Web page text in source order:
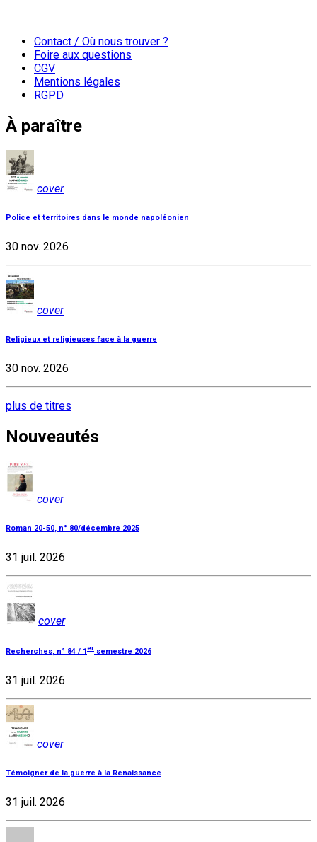
Contact / Où nous trouver ?
Foire aux questions
CGV
Mentions légales
RGPD
À paraître
cover
Police et territoires dans le monde napoléonien
30 nov. 2026
cover
Religieux et religieuses face à la guerre
30 nov. 2026
plus de titres
Nouveautés
cover
Roman 20-50, n° 80/décembre 2025
31 juil. 2026
cover
Recherches, n° 84 / 1 er semestre 2026
31 juil. 2026
cover
Témoigner de la guerre à la Renaissance
31 juil. 2026